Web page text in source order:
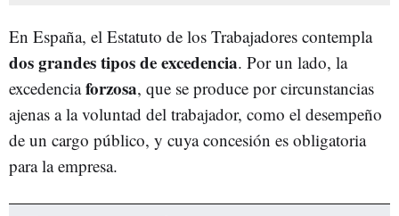
En España, el Estatuto de los Trabajadores contempla
dos grandes tipos de excedencia. Por un lado, la
excedenciaforzosa, que se produce por circunstancias
ajenas a la voluntad del trabajador, como el desempeño
de un cargo público, y cuya concesión es obligatoria
para la empresa.